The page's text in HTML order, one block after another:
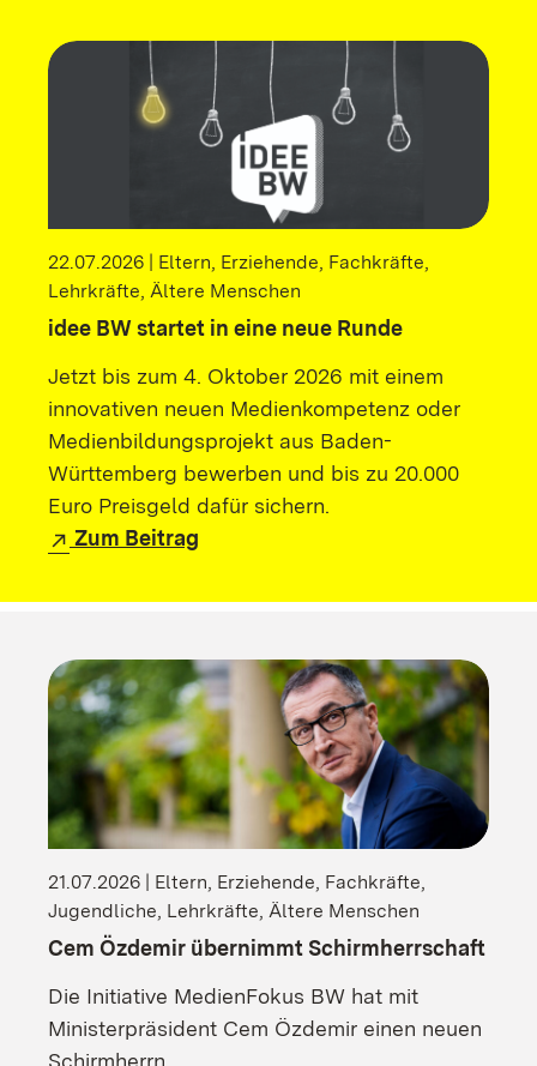
22.07.2026 | Eltern, Erziehende, Fachkräfte,
Lehrkräfte, Ältere Menschen
idee BW startet in eine neue Runde
Jetzt bis zum 4. Oktober 2026 mit einem
innovativen neuen Medienkompetenz oder
Medienbildungsprojekt aus Baden-
Württemberg bewerben und bis zu 20.000
Euro Preisgeld dafür sichern.
Zum Beitrag
21.07.2026 | Eltern, Erziehende, Fachkräfte,
Jugendliche, Lehrkräfte, Ältere Menschen
Cem Özdemir übernimmt Schirmherrschaft
Die Initiative MedienFokus BW hat mit
Ministerpräsident Cem Özdemir einen neuen
Schirmherrn.